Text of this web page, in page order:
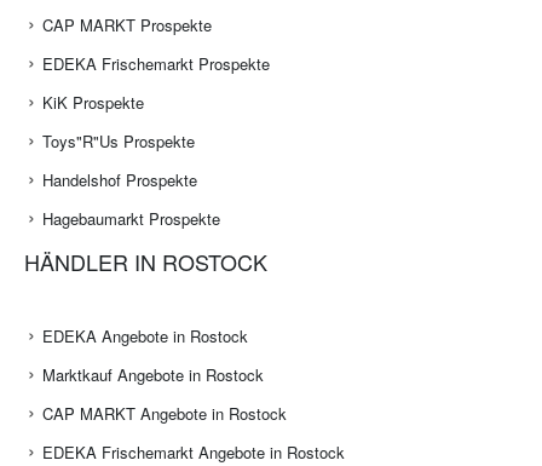
CAP MARKT Prospekte
EDEKA Frischemarkt Prospekte
KiK Prospekte
Toys"R"Us Prospekte
Handelshof Prospekte
Hagebaumarkt Prospekte
HÄNDLER IN ROSTOCK
EDEKA Angebote in Rostock
Marktkauf Angebote in Rostock
CAP MARKT Angebote in Rostock
EDEKA Frischemarkt Angebote in Rostock